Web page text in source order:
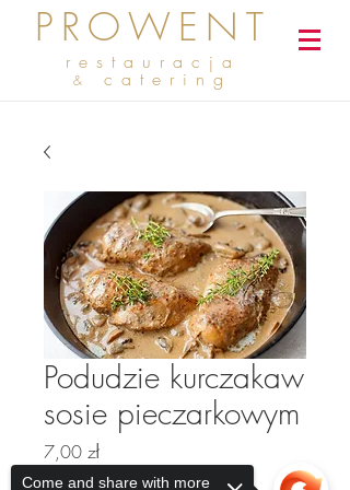
PROWENT
restauracja
& catering
Podudzie kurczakaw
sosie pieczarkowym
7,00 złCena
Come and share with more